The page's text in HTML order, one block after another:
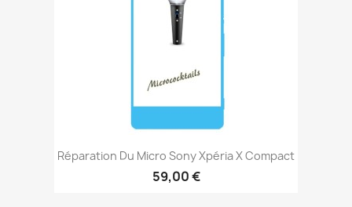
Réparation Du Micro Sony Xpéria X Compact
59,00 €